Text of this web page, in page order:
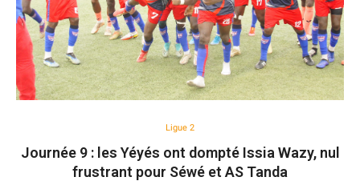
Ligue 2
Journée 9 : les Yéyés ont dompté Issia Wazy, nul
frustrant pour Séwé et AS Tanda